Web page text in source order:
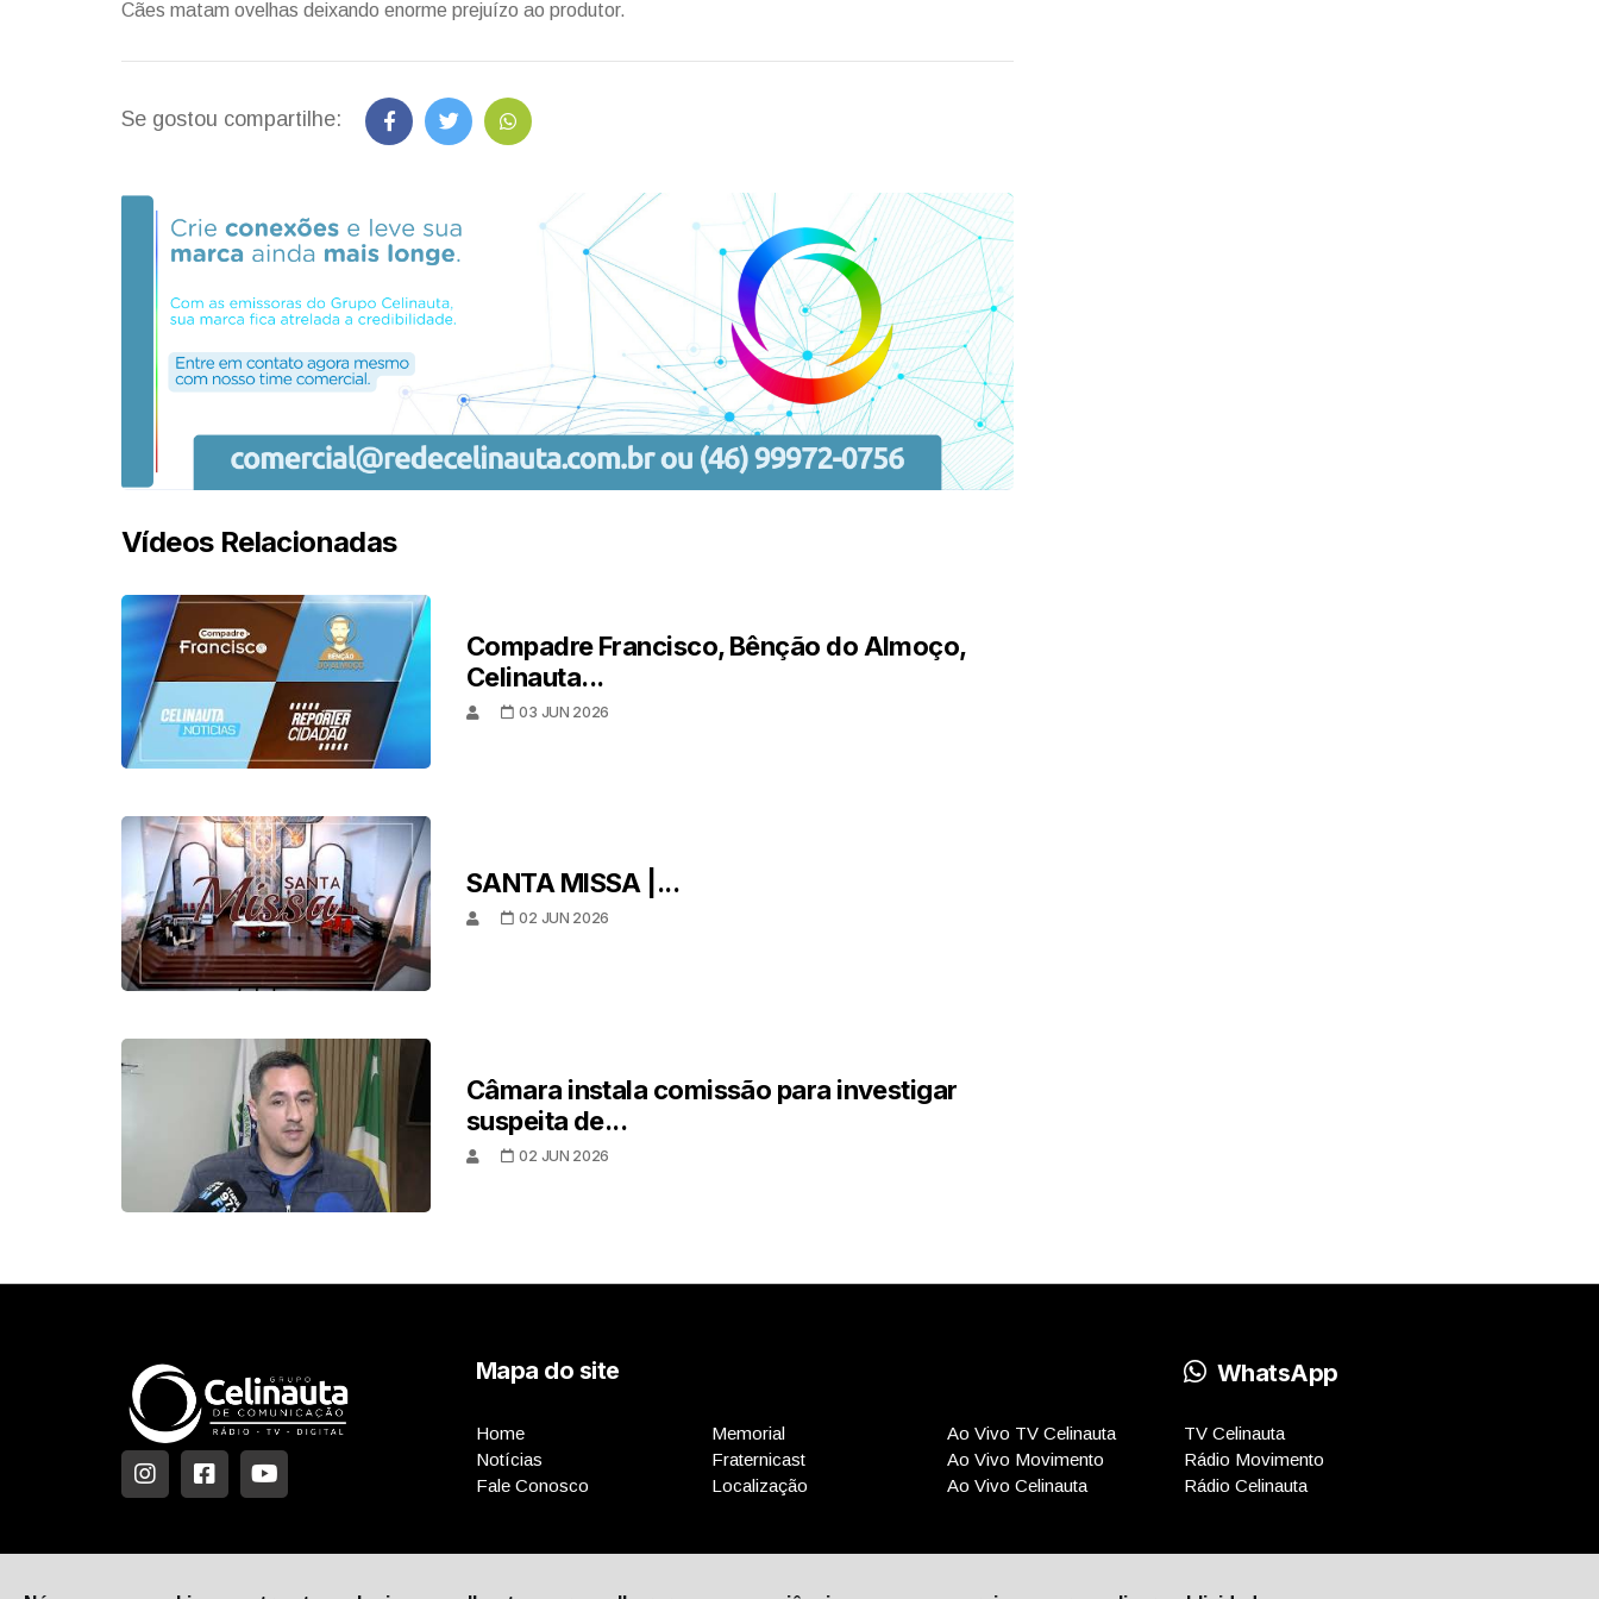
Cães matam ovelhas deixando enorme prejuízo ao produtor.
Se gostou compartilhe:
Vídeos Relacionadas
Compadre Francisco, Bênção do Almoço,
Celinauta...
03 JUN 2026
SANTA MISSA |...
02 JUN 2026
Câmara instala comissão para investigar
suspeita de...
02 JUN 2026
Mapa do site
Home
Notícias
Fale Conosco
Memorial
Fraternicast
Localização
Ao Vivo TV Celinauta
Ao Vivo Movimento
Ao Vivo Celinauta
WhatsApp
TV Celinauta
Rádio Movimento
Rádio Celinauta